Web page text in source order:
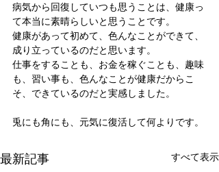
病気から回復していつも思うことは、健康っ
て本当に素晴らしいと思うことです。
健康があって初めて、色んなことができて、
成り立っているのだと思います。
仕事をすることも、お金を稼ぐことも、趣味
も、習い事も、色んなことが健康だからこ
そ、できているのだと実感しました。
兎にも角にも、元気に復活して何よりです。
最新記事 すべて表示